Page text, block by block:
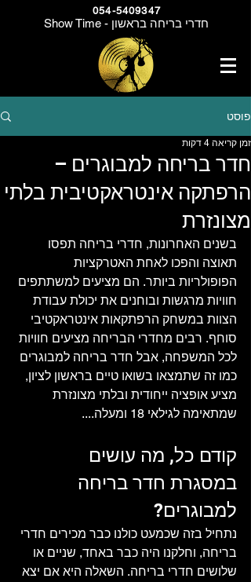
054-5409347
Show Time - חדרי בריחה בראשון
פוסט
חדר בריחה למבוגרים –
הרפתקה אינטראקטיבית בלתי
מצונזרת
זמן קריאה 4 דקות
בשנים האחרונות, חדרי בריחה תפסו
תאוצה והפכו לאחת האטרקציות
הפופולריות ביותר. הם מציעים למשתתפים
חוויות מרגשות ובוחנים את יכולת עבודת
הצוות במשחק הרפתקאות אינטראקטיבי
סוחף. רבים מחדרי הבריחה מציעים חוויות
לכל המשפחה, אבל חדר בריחה למבוגרים
כמו זה שתמצאו בשואו טיים בראשון לציון,
מציע אופציה ייחודית ובלתי מצונזרת
שמתאימה לגילאי 18 ומעלה....
קודם כל, מה עושים
במסגרת חדר בריחה
למבוגרים?
נתחיל בזה שכמעט כולנו כבר מכירים חדרי
בריחה, וחלקנו היה כבר באחד, שניים או
שלושים חדרי בריחה. השאלה היא אם יצא